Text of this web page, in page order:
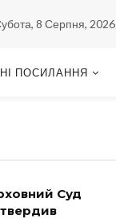
8 Серпня, 2026
ПОСИЛАННЯ
Суд